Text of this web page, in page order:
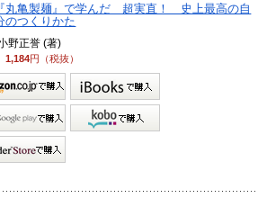
『丸亀製麺』で学んだ 超実直！ 史上最高の自
のつくりかた
野正誉 (著)
1,184円（税抜）